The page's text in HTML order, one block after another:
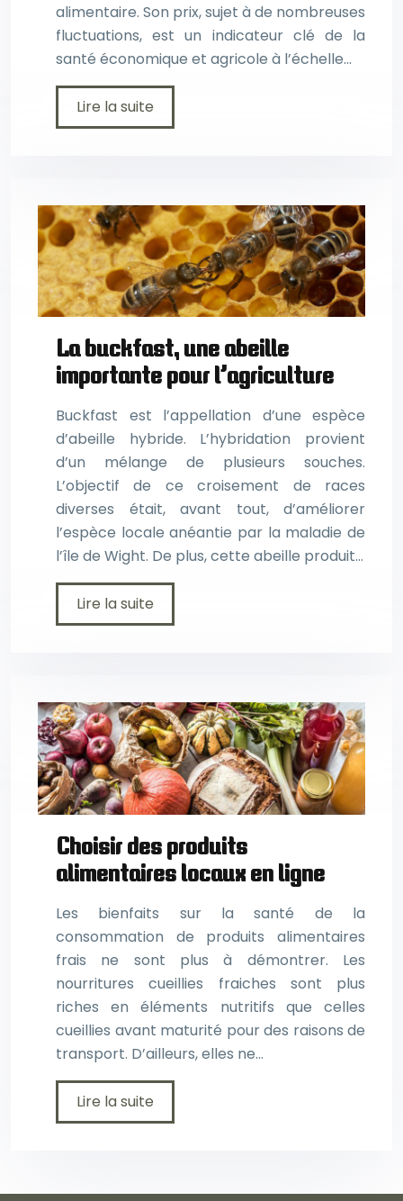
alimentaire. Son prix, sujet à de nombreuses
fluctuations, est un indicateur clé de la
santé économique et agricole à l’échelle…
Lire la suite
La buckfast, une abeille
importante pour l’agriculture
Buckfast est l’appellation d’une espèce
d’abeille hybride. L’hybridation provient
d’un mélange de plusieurs souches.
L’objectif de ce croisement de races
diverses était, avant tout, d’améliorer
l’espèce locale anéantie par la maladie de
l’île de Wight. De plus, cette abeille produit…
Lire la suite
Choisir des produits
alimentaires locaux en ligne
Les bienfaits sur la santé de la
consommation de produits alimentaires
frais ne sont plus à démontrer. Les
nourritures cueillies fraiches sont plus
riches en éléments nutritifs que celles
cueillies avant maturité pour des raisons de
transport. D’ailleurs, elles ne…
Lire la suite